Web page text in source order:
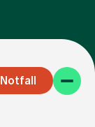
Notfall